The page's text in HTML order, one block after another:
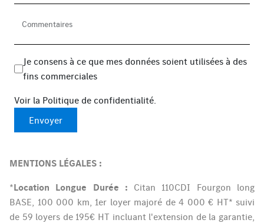
Commentaires
Je consens à ce que mes données soient utilisées à des
fins commerciales
Voir la Politique de confidentialité.
Envoyer
MENTIONS LÉGALES :
*Location Longue Durée : Citan 110CDI Fourgon long
BASE, 100 000 km, 1er loyer majoré de 4 000 € HT* suivi
de 59 loyers de 195€ HT incluant l'extension de la garantie,